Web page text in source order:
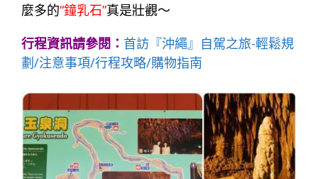
麼多的“鐘乳石”真是壯觀～
行程資訊請參閱： 首訪『沖繩』自駕之旅-輕鬆規
劃/注意事項/行程攻略/購物指南